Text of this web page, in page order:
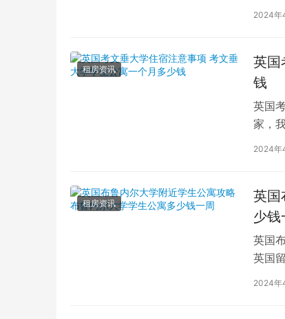
学（
2024年
租房资讯
英国
钱
英国
家，
深入
2024年
租房资讯
英国
少钱
英国
英国
2024年